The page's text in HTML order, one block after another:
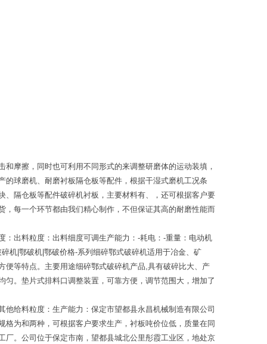
摩擦，同时也可利用不同形式的来调整研磨体的运动装填，
球磨机、耐磨衬板隔仓板等配件，根据干湿式磨机工况条
隔仓板等配件破碎机衬板，主要材料有、，还可根据客户要
每一个环节都由我们精心制作，不但保证其高的耐磨性能而
出料粒度：出料细度可调生产能力：-耗电：-重量：电动机
机|鄂破机|鄂破价格-系列细碎鄂式破碎机适用于冶金、矿
等特点。主要用途细碎鄂式破碎机产品,具有破碎比大、产
。垫片式排料口调整装置，可靠方便，调节范围大，增加了
给料粒度：生产能力：保定市望都县永昌机械制造有限公司
为和两种，可根据客户要求生产，衬板吨价位低，质量在同
。公司位于保定市南，望都县城北公里彤霞工业区，地处京